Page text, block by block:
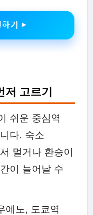
기 ▶
고르기
쉬운 중심역
다. 숙소
멀거나 환승이
이 늘어날 수
에노, 도쿄역